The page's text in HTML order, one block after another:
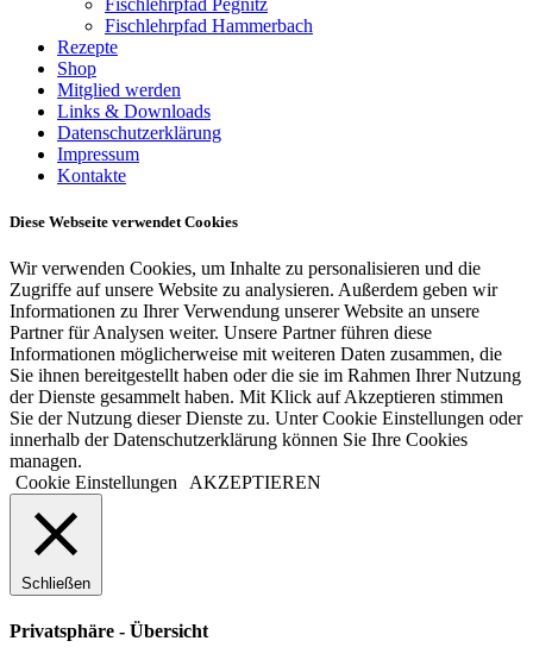
Fischlehrpfad Hammerbach
Rezepte
Shop
Mitglied werden
Links & Downloads
Datenschutzerklärung
Impressum
Kontakte
Diese Webseite verwendet Cookies
Wir verwenden Cookies, um Inhalte zu personalisieren und die
Zugriffe auf unsere Website zu analysieren. Außerdem geben wir
Informationen zu Ihrer Verwendung unserer Website an unsere
Partner für Analysen weiter. Unsere Partner führen diese
Informationen möglicherweise mit weiteren Daten zusammen, die
Sie ihnen bereitgestellt haben oder die sie im Rahmen Ihrer Nutzung
der Dienste gesammelt haben. Mit Klick auf Akzeptieren stimmen
Sie der Nutzung dieser Dienste zu. Unter Cookie Einstellungen oder
innerhalb der Datenschutzerklärung können Sie Ihre Cookies
managen.
Cookie Einstellungen
AKZEPTIEREN
Schließen
Privatsphäre - Übersicht